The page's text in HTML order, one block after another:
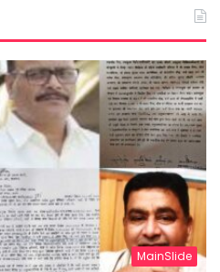
MainSlide